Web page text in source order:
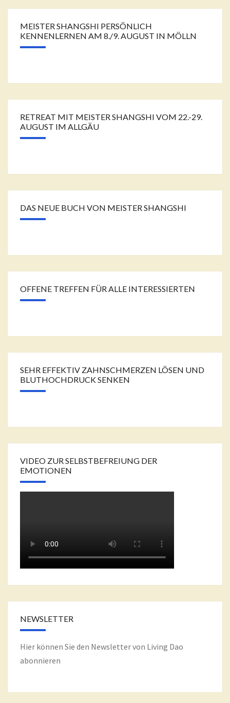
MEISTER SHANGSHI PERSÖNLICH
KENNENLERNEN AM 8./9. AUGUST IN MÖLLN
RETREAT MIT MEISTER SHANGSHI VOM 22.-29.
AUGUST IM ALLGÄU
DAS NEUE BUCH VON MEISTER SHANGSHI
OFFENE TREFFEN FÜR ALLE INTERESSIERTEN
SEHR EFFEKTIV ZAHNSCHMERZEN LÖSEN UND
BLUTHOCHDRUCK SENKEN
VIDEO ZUR SELBSTBEFREIUNG DER
EMOTIONEN
NEWSLETTER
Hier können Sie den Newsletter von Living Dao
abonnieren